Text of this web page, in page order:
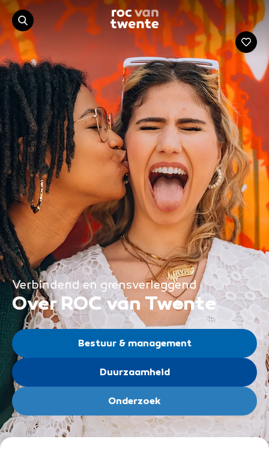
Verbindend en grensverleggend
Over ROC van Twente
Bestuur & management
Duurzaamheid
Onderzoek